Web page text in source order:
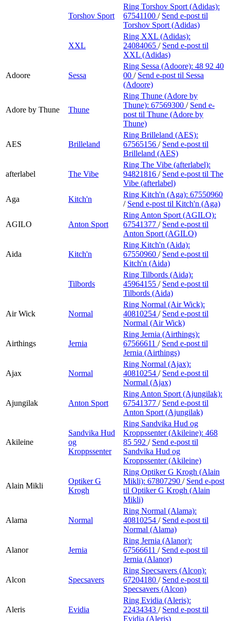
Torshov Sport
Ring Torshov Sport (Adidas):
67541100 / Send e-post til
Torshov Sport (Adidas)
XXL
Ring XXL (Adidas):
24084065 / Send e-post til
XXL (Adidas)
Adoore Sessa
Ring Sessa (Adoore): 48 92 40
00 / Send e-post til Sessa
(Adoore)
Adore by Thune Thune
Ring Thune (Adore by
Thune): 67569300 / Send e-
post til Thune (Adore by
Thune)
AES Brilleland
Ring Brilleland (AES):
67565156 / Send e-post til
Brilleland (AES)
afterlabel The Vibe
Ring The Vibe (afterlabel):
94821816 / Send e-post til The
Vibe (afterlabel)
Aga
Kitch'n
Ring Kitch'n (Aga): 67550960
/ Send e-post til Kitch'n (Aga)
AGILO Anton Sport
Ring Anton Sport (AGILO):
67541377 / Send e-post til
Anton Sport (AGILO)
Aida Kitch'n
Ring Kitch'n (Aida):
67550960 / Send e-post til
Kitch'n (Aida)
Tilbords
Ring Tilbords (Aida):
45964155 / Send e-post til
Tilbords (Aida)
Air Wick Normal
Ring Normal (Air Wick):
40810254 / Send e-post til
Normal (Air Wick)
Airthings Jernia
Ring Jernia (Airthings):
67566611 / Send e-post til
Jernia (Airthings)
Ajax Normal
Ring Normal (Ajax):
40810254 / Send e-post til
Normal (Ajax)
Ajungilak Anton Sport
Ring Anton Sport (Ajungilak):
67541377 / Send e-post til
Anton Sport (Ajungilak)
Akileine
Sandvika Hud
og
Kroppssenter
Ring Sandvika Hud og
Kroppssenter (Akileine): 468
85 592 / Send e-post til
Sandvika Hud og
Kroppssenter (Akileine)
Alain Mikli
Optiker G
Krogh
Ring Optiker G Krogh (Alain
Mikli): 67807290 / Send e-post
til Optiker G Krogh (Alain
Mikli)
Alama Normal
Ring Normal (Alama):
40810254 / Send e-post til
Normal (Alama)
Alanor Jernia
Ring Jernia (Alanor):
67566611 / Send e-post til
Jernia (Alanor)
Alcon Specsavers
Ring Specsavers (Alcon):
67204180 / Send e-post til
Specsavers (Alcon)
Aleris Evidia
Ring Evidia (Aleris):
22434343 / Send e-post til
Evidia (Aleris)